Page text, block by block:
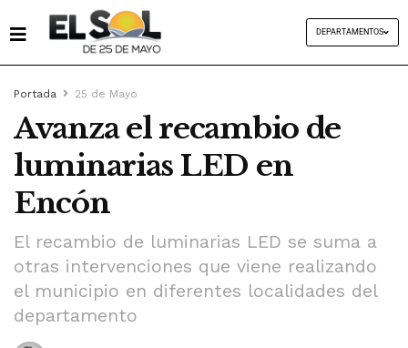
DEPARTAMENTOS
Portada 25 de Mayo
Avanza el recambio de
luminarias LED en
Encón
El recambio de luminarias LED se suma a
otras intervenciones que viene realizando
el municipio en diferentes localidades del
departamento